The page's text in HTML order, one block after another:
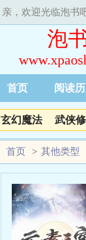
亲，欢迎光临泡书
泡
首页 阅读
玄幻魔法 武侠
首页 > 其他类型